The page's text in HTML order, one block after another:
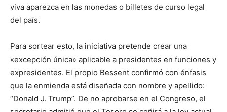
viva aparezca en las monedas o billetes de curso legal
del país.
Para sortear esto, la iniciativa pretende crear una
«excepción única» aplicable a presidentes en funciones y
expresidentes. El propio Bessent confirmó con énfasis
que la enmienda está diseñada con nombre y apellido:
“Donald J. Trump”. De no aprobarse en el Congreso, el